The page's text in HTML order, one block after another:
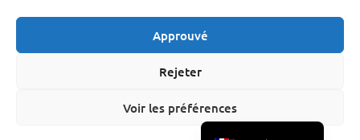
Approuvé
Rejeter
Voir les préférences
Danemark
support@suresms.com
Dansk